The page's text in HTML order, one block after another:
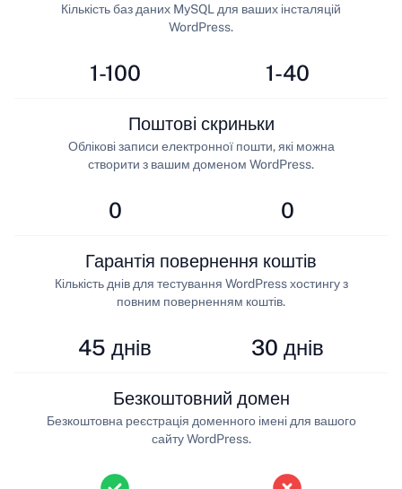
1-100
Кількість баз даних MySQL для ваших інсталяцій
WordPress.
1-40
0
Поштові скриньки
Облікові записи електронної пошти, які можна
створити з вашим доменом WordPress.
0
45 днів
Гарантія повернення коштів
Кількість днів для тестування WordPress хостингу з
повним поверненням коштів.
30 днів
Безкоштовний домен
Безкоштовна реєстрація доменного імені для вашого
сайту WordPress.